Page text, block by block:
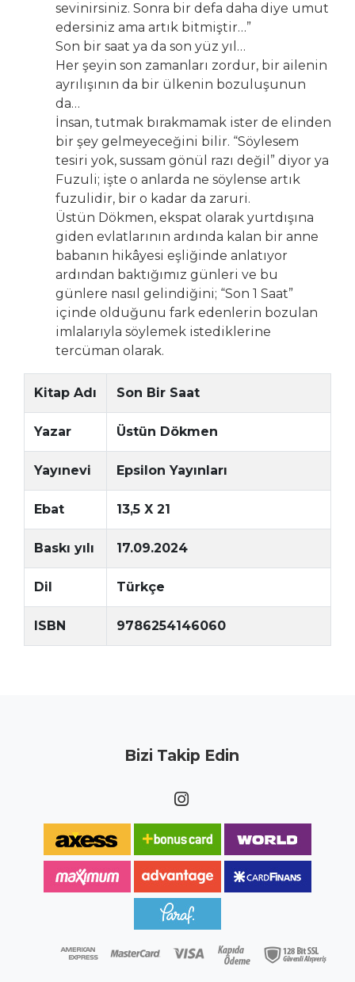
sevinirsiniz. Sonra bir defa daha diye umut
edersiniz ama artık bitmiştir…”
Son bir saat ya da son yüz yıl…
Her şeyin son zamanları zordur, bir ailenin
ayrılışının da bir ülkenin bozuluşunun
da…
İnsan, tutmak bırakmamak ister de elinden
bir şey gelmeyeceğini bilir. “Söylesem
tesiri yok, sussam gönül razı değil” diyor ya
Fuzuli; işte o anlarda ne söylense artık
fuzulidir, bir o kadar da zaruri.
Üstün Dökmen, ekspat olarak yurtdışına
giden evlatlarının ardında kalan bir anne
babanın hikâyesi eşliğinde anlatıyor
ardından baktığımız günleri ve bu
günlere nasıl gelindiğini; “Son 1 Saat”
içinde olduğunu fark edenlerin bozulan
imlalarıyla söylemek istediklerine
tercüman olarak.
Kitap Adı Son Bir Saat
Yazar Üstün Dökmen
Yayınevi Epsilon Yayınları
Ebat 13,5 X 21
Baskı yılı 17.09.2024
Dil Türkçe
ISBN 9786254146060
Bizi Takip Edin